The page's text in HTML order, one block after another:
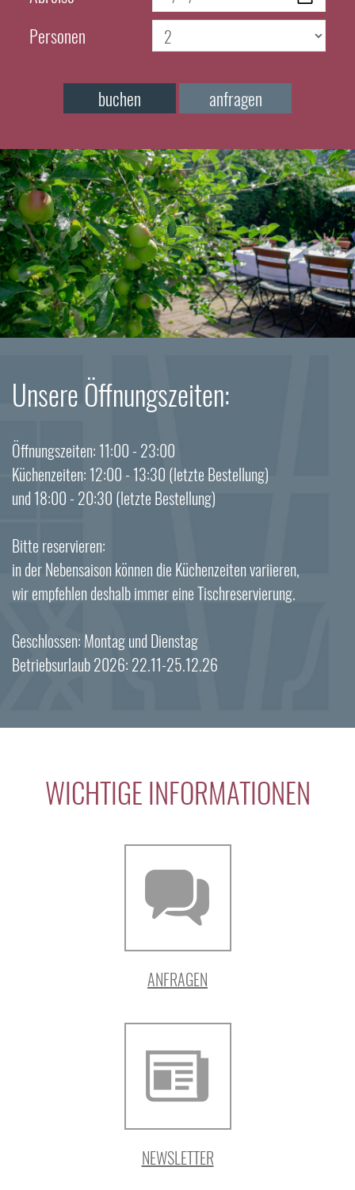
Personen
buchen anfragen
Unsere Öffnungszeiten:
Öffnungszeiten: 11:00 - 23:00
Küchenzeiten: 12:00 - 13:30 (letzte Bestellung)
und 18:00 - 20:30 (letzte Bestellung)
Bitte reservieren:
in der Nebensaison können die Küchenzeiten variieren,
wir empfehlen deshalb immer eine Tischreservierung.
Geschlossen: Montag und Dienstag
Betriebsurlaub 2026: 22.11-25.12.26
WICHTIGE INFORMATIONEN
ANFRAGEN
NEWSLETTER